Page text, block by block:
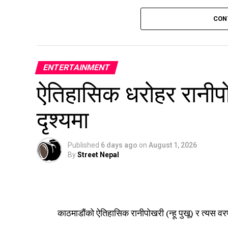
ENTERTAINMENT
ऐतिहासिक धरोहर
दृश्यमा
Published 6 days ago on August 1, 2026
ByStreet Nepal
काठमाडौंको ऐतिहासिक रानीपोखरी (न्हू पुखू) र